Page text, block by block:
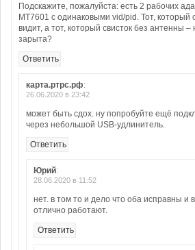
Подскажите, пожалуйста: есть 2 рабочих
MT7601 с одинаковыми vid/pid. Тот, который
видит, а тот, который свисток без антенны –
зарыта?
Ответить
карта.ртрс.рф:
26.06.2020 в 23:42
может быть сдох. ну попробуйте ещё
через небольшой USB-удлинитель.
Ответить
Юрий:
28.06.2020 в 11:52
нет. в том то и дело что оба исправны и
отлично работают.
Ответить